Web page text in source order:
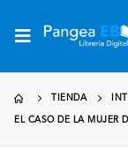
TIENDA
EL CASO DE LA MUJER